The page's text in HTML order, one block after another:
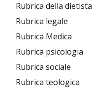
Rubrica della dietista
Rubrica legale
Rubrica Medica
Rubrica psicologia
Rubrica sociale
Rubrica teologica